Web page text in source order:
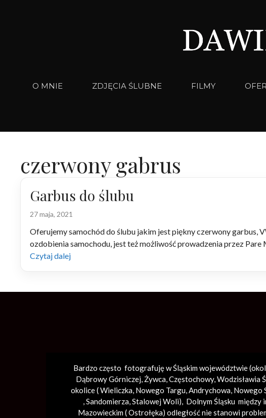
O MNIE ZDJĘCIA ŚLUBNE FILMY
czerwony gabrus
Garbus do ślubu
27 maja, 2021
Oferujemy samochód do ślubu jakim jest piękny czerwony garbus,
ozdobienia samochodu, jest też możliwość prowadzenia przez
Czytaj dalej
Bardzo często fotografuję w Śląskim województwie
Dąbrowy Górniczej, Żywca, Częstochowy, Wodzisławia
okolice (Wieliczka, Nowego Targu,Andrychowa, Nowego
,Sandomierza,Stalowej Woli), Dolnym Śląsku między
Mazowieckim ( Ostrołęka) odległość nie stanowi